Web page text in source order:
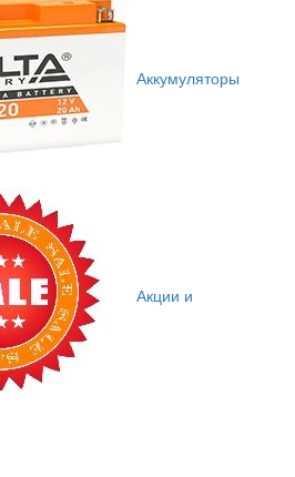
Аккумуляторы
Акции и